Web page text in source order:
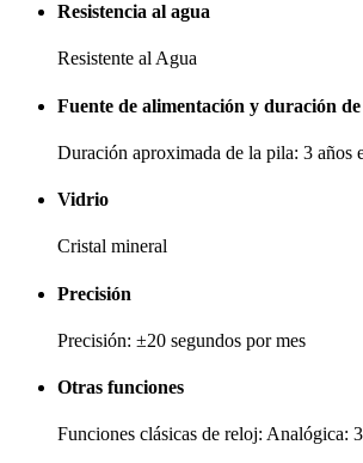
Resistencia al agua
Resistente al Agua
Fuente de alimentación y duración
Duración aproximada de la pila: 3 años
Vidrio
Cristal mineral
Precisión
Precisión: ±20 segundos por mes
Otras funciones
Funciones clásicas de reloj: Analógica: